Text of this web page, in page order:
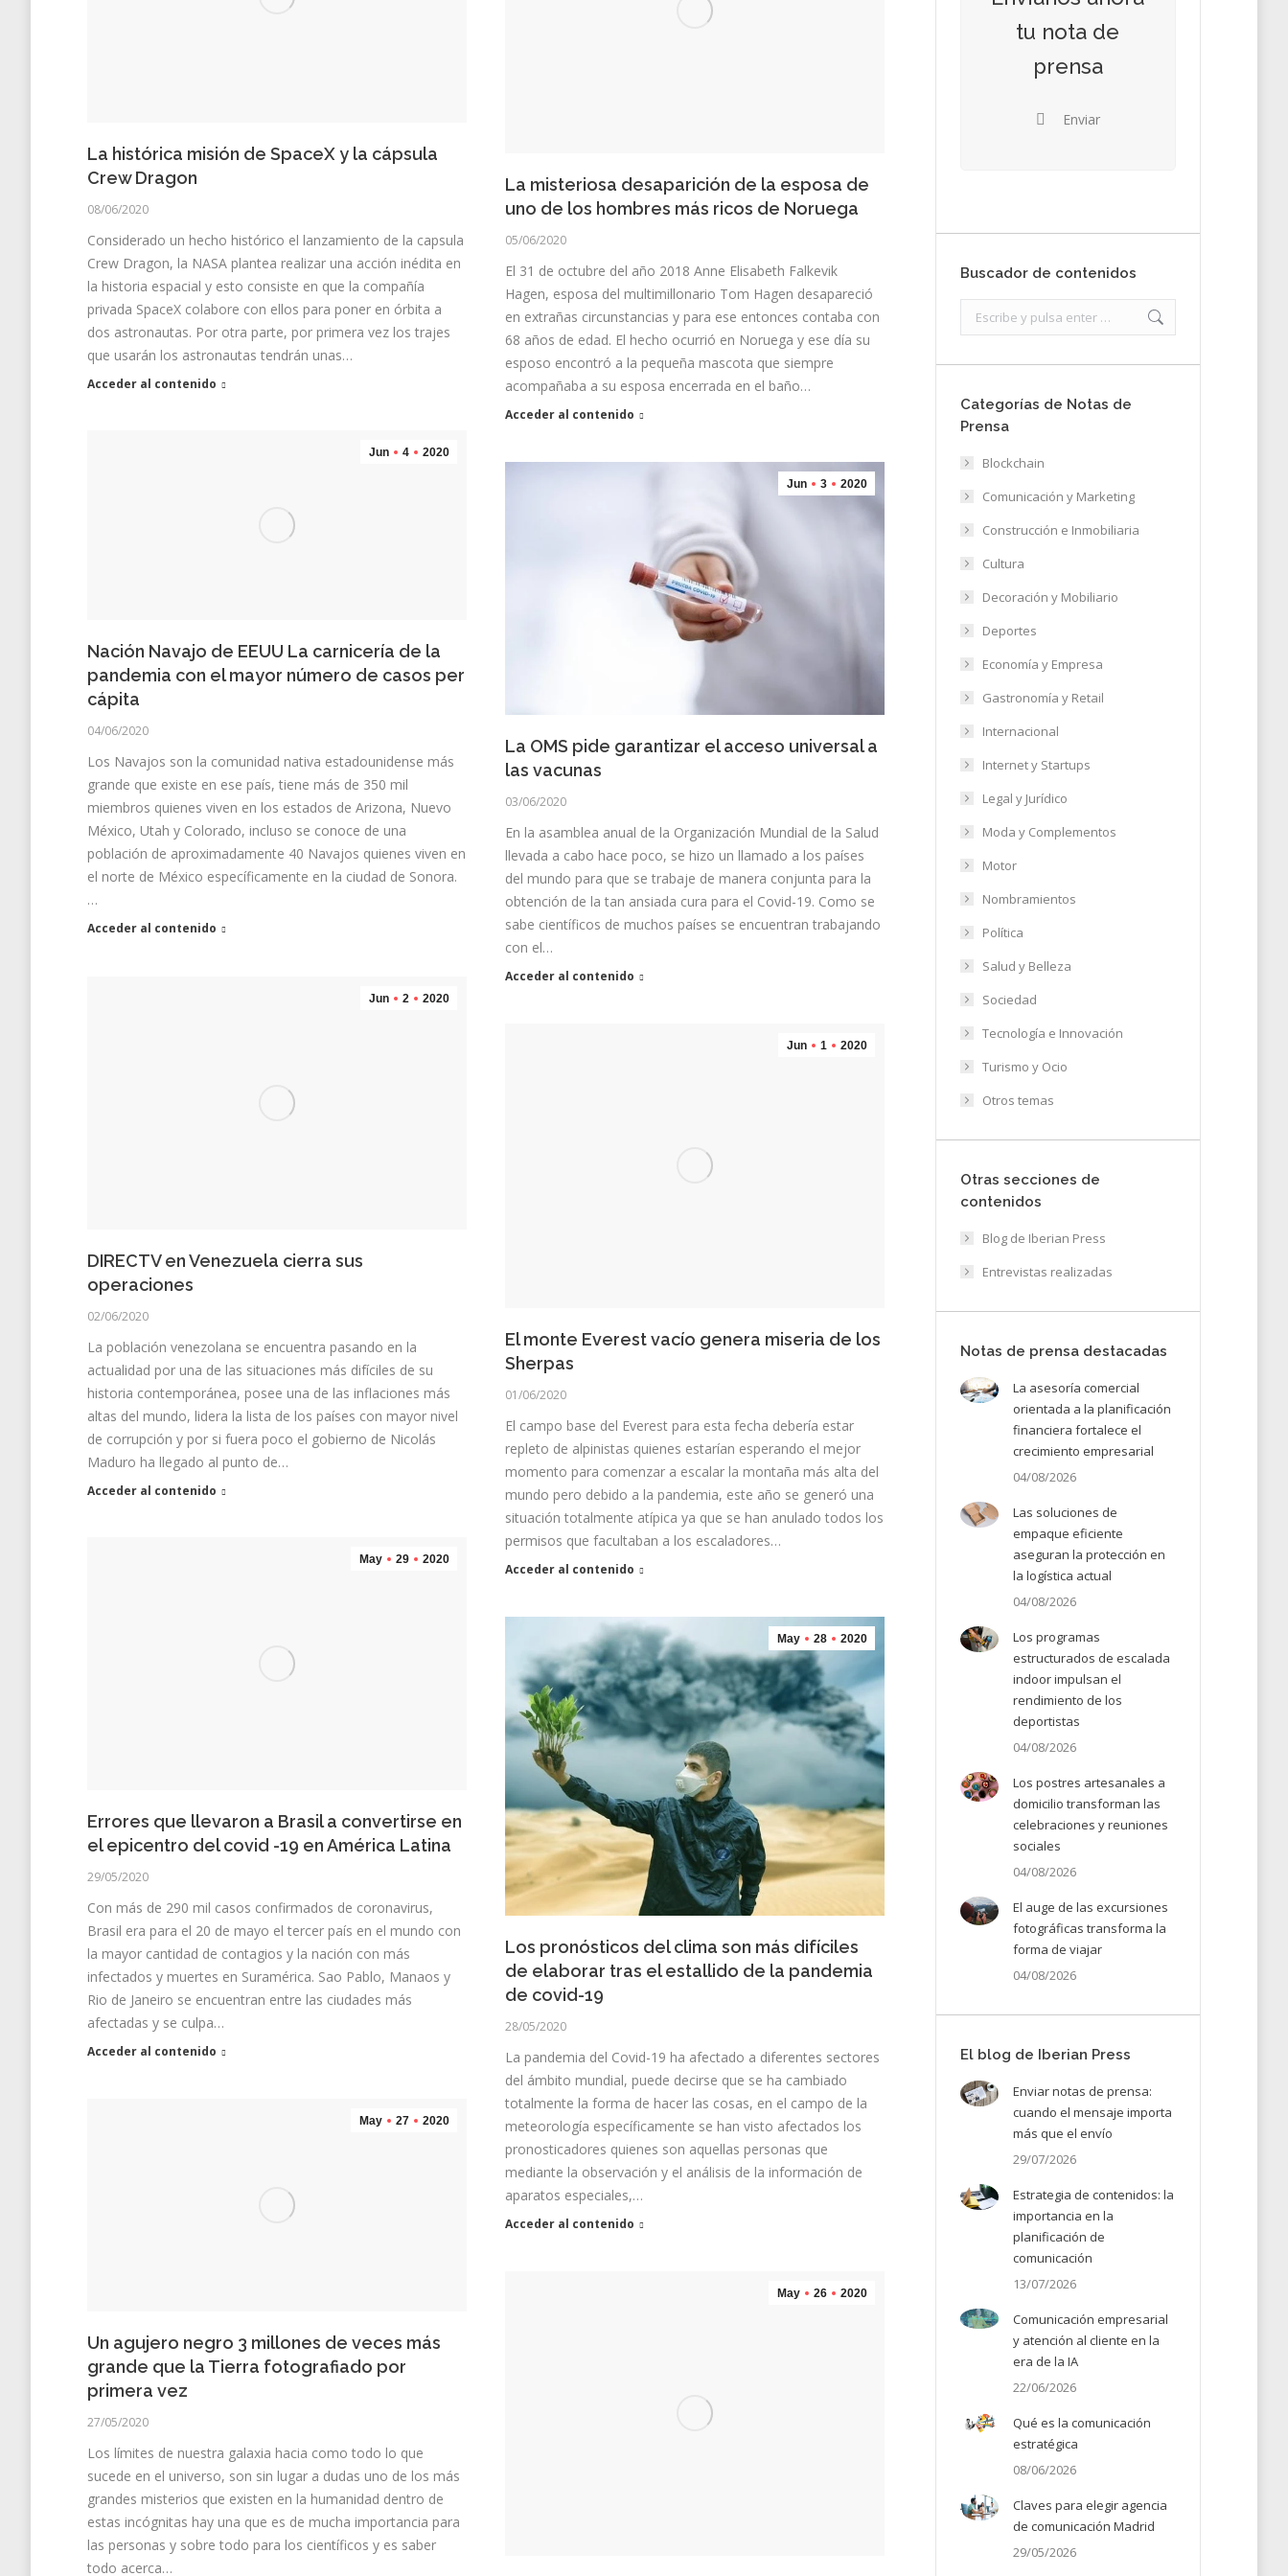
La histórica misión de SpaceX y la cápsula
Crew Dragon
08/06/2020
Considerado un hecho histórico el lanzamiento de la capsula
Crew Dragon, la NASA plantea realizar una acción inédita en
la historia espacial y esto consiste en que la compañía
privada SpaceX colabore con ellos para poner en órbita a
dos astronautas. Por otra parte, por primera vez los trajes
que usarán los astronautas tendrán unas…
Acceder al contenido
La misteriosa desaparición de la esposa de
uno de los hombres más ricos de Noruega
05/06/2020
El 31 de octubre del año 2018 Anne Elisabeth Falkevik
Hagen, esposa del multimillonario Tom Hagen desapareció
en extrañas circunstancias y para ese entonces contaba con
68 años de edad. El hecho ocurrió en Noruega y ese día su
esposo encontró a la pequeña mascota que siempre
acompañaba a su esposa encerrada en el baño…
Acceder al contenido
Jun 4 2020
Nación Navajo de EEUU La carnicería de la
pandemia con el mayor número de casos per
cápita
04/06/2020
Los Navajos son la comunidad nativa estadounidense más
grande que existe en ese país, tiene más de 350 mil
miembros quienes viven en los estados de Arizona, Nuevo
México, Utah y Colorado, incluso se conoce de una
población de aproximadamente 40 Navajos quienes viven en
el norte de México específicamente en la ciudad de Sonora.
…
Acceder al contenido
Jun 3 2020
La OMS pide garantizar el acceso universal a
las vacunas
03/06/2020
En la asamblea anual de la Organización Mundial de la Salud
llevada a cabo hace poco, se hizo un llamado a los países
del mundo para que se trabaje de manera conjunta para la
obtención de la tan ansiada cura para el Covid-19. Como se
sabe científicos de muchos países se encuentran trabajando
con el…
Acceder al contenido
Jun 2 2020
DIRECTV en Venezuela cierra sus
operaciones
02/06/2020
La población venezolana se encuentra pasando en la
actualidad por una de las situaciones más difíciles de su
historia contemporánea, posee una de las inflaciones más
altas del mundo, lidera la lista de los países con mayor nivel
de corrupción y por si fuera poco el gobierno de Nicolás
Maduro ha llegado al punto de…
Acceder al contenido
Jun 1 2020
El monte Everest vacío genera miseria de los
Sherpas
01/06/2020
El campo base del Everest para esta fecha debería estar
repleto de alpinistas quienes estarían esperando el mejor
momento para comenzar a escalar la montaña más alta del
mundo pero debido a la pandemia, este año se generó una
situación totalmente atípica ya que se han anulado todos los
permisos que facultaban a los escaladores…
Acceder al contenido
May 29 2020
Errores que llevaron a Brasil a convertirse en
el epicentro del covid -19 en América Latina
29/05/2020
Con más de 290 mil casos confirmados de coronavirus,
Brasil era para el 20 de mayo el tercer país en el mundo con
la mayor cantidad de contagios y la nación con más
infectados y muertes en Suramérica. Sao Pablo, Manaos y
Rio de Janeiro se encuentran entre las ciudades más
afectadas y se culpa…
Acceder al contenido
May 28 2020
Los pronósticos del clima son más difíciles
de elaborar tras el estallido de la pandemia
de covid-19
28/05/2020
La pandemia del Covid-19 ha afectado a diferentes sectores
del ámbito mundial, puede decirse que se ha cambiado
totalmente la forma de hacer las cosas, en el campo de la
meteorología específicamente se han visto afectados los
pronosticadores quienes son aquellas personas que
mediante la observación y el análisis de la información de
aparatos especiales,…
Acceder al contenido
May 27 2020
Un agujero negro 3 millones de veces más
grande que la Tierra fotografiado por
primera vez
27/05/2020
Los límites de nuestra galaxia hacia como todo lo que
sucede en el universo, son sin lugar a dudas uno de los más
grandes misterios que existen en la humanidad dentro de
estas incógnitas hay una que es de mucha importancia para
las personas y sobre todo para los científicos y es saber
todo acerca…
May 26 2020
tu nota de
prensa
Enviar
Buscador de contenidos
Categorías de Notas de
Prensa
Blockchain
Comunicación y Marketing
Construcción e Inmobiliaria
Cultura
Decoración y Mobiliario
Deportes
Economía y Empresa
Gastronomía y Retail
Internacional
Internet y Startups
Legal y Jurídico
Moda y Complementos
Motor
Nombramientos
Política
Salud y Belleza
Sociedad
Tecnología e Innovación
Turismo y Ocio
Otros temas
Otras secciones de
contenidos
Blog de Iberian Press
Entrevistas realizadas
Notas de prensa destacadas
La asesoría comercial
orientada a la planificación
financiera fortalece el
crecimiento empresarial
04/08/2026
Las soluciones de
empaque eficiente
aseguran la protección en
la logística actual
04/08/2026
Los programas
estructurados de escalada
indoor impulsan el
rendimiento de los
deportistas
04/08/2026
Los postres artesanales a
domicilio transforman las
celebraciones y reuniones
sociales
04/08/2026
El auge de las excursiones
fotográficas transforma la
forma de viajar
04/08/2026
El blog de Iberian Press
Enviar notas de prensa:
cuando el mensaje importa
más que el envío
29/07/2026
Estrategia de contenidos: la
importancia en la
planificación de
comunicación
13/07/2026
Comunicación empresarial
y atención al cliente en la
era de la IA
22/06/2026
Qué es la comunicación
estratégica
08/06/2026
Claves para elegir agencia
de comunicación Madrid
29/05/2026